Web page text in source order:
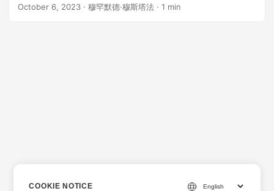
October 6, 2023 · 穆罕默德·穆斯塔法 · 1 min
COOKIE NOTICE